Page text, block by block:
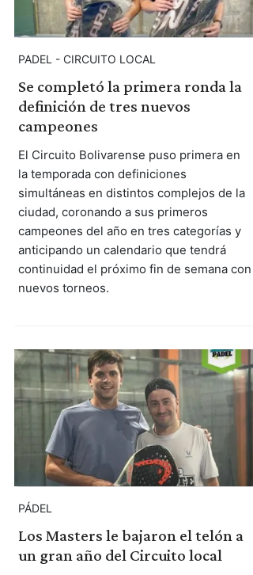
PADEL - CIRCUITO LOCAL
Se completó la primera ronda la
definición de tres nuevos
campeones
El Circuito Bolivarense puso primera en
la temporada con definiciones
simultáneas en distintos complejos de la
ciudad, coronando a sus primeros
campeones del año en tres categorías y
anticipando un calendario que tendrá
continuidad el próximo fin de semana con
nuevos torneos.
PÁDEL
Los Masters le bajaron el telón a
un gran año del Circuito local